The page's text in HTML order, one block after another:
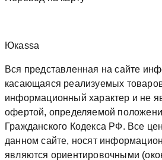
Юкаssа
Вся представленная на сайте
касающаяся реализуемых
информационный характер и не
офертой, определяемой
Гражданского Кодекса РФ. Все
данном сайте, носят
являются ориентировочными